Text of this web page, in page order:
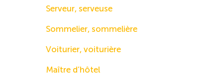
Serveur, serveuse
Sommelier, sommelière
Voiturier, voiturière
Maître d’hôtel